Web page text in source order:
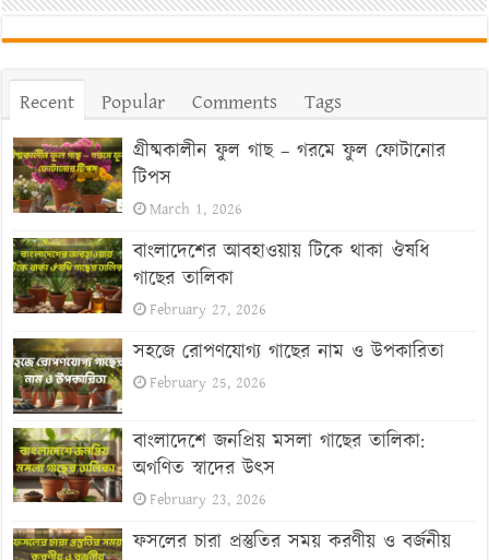
Recent Popular Comments
Tags
গ্রীষ্মকালীন ফুল গাছ – গরমে ফুল ফোটানোর
টিপস
March 1, 2026
বাংলাদেশের আবহাওয়ায় টিকে থাকা ঔষধি
গাছের তালিকা
February 27, 2026
সহজে রোপণযোগ্য গাছের নাম ও উপকারিতা
February 25, 2026
বাংলাদেশে জনপ্রিয় মসলা গাছের তালিকা:
অগণিত স্বাদের উৎস
February 23, 2026
ফসলের চারা প্রস্তুতির সময় করণীয় ও বর্জনীয়